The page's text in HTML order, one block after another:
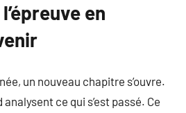
en
un nouveau chapitre s’ouvre.
ce qui s’est passé. Ce